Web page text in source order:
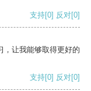
支持[0] 反对[0]
，让我能够取得更好的
支持[0] 反对[0]